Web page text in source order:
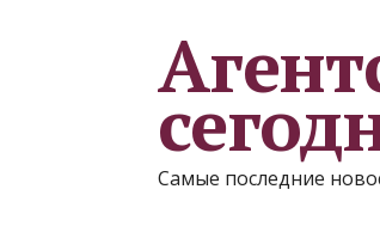
Самые последние